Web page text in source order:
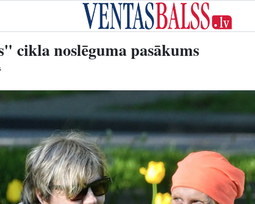
cikla noslēguma pasākums